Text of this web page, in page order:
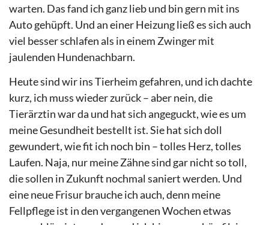
warten. Das fand ich ganz lieb und bin gern mit ins
Auto gehüpft. Und an einer Heizung ließ es sich auch
viel besser schlafen als in einem Zwinger mit
jaulenden Hundenachbarn.
Heute sind wir ins Tierheim gefahren, und ich dachte
kurz, ich muss wieder zurück – aber nein, die
Tierärztin war da und hat sich angeguckt, wie es um
meine Gesundheit bestellt ist. Sie hat sich doll
gewundert, wie fit ich noch bin – tolles Herz, tolles
Laufen. Naja, nur meine Zähne sind gar nicht so toll,
die sollen in Zukunft nochmal saniert werden. Und
eine neue Frisur brauche ich auch, denn meine
Fellpflege ist in den vergangenen Wochen etwas